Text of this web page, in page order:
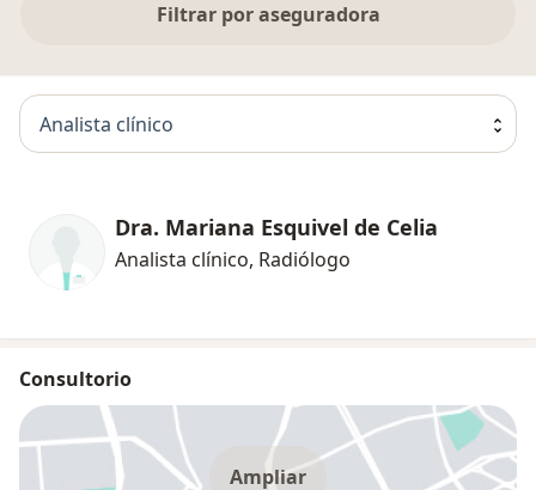
Filtrar por aseguradora
Analista clínico
Dra. Mariana Esquivel de Celia
Analista clínico, Radiólogo
Consultorio
Ampliar